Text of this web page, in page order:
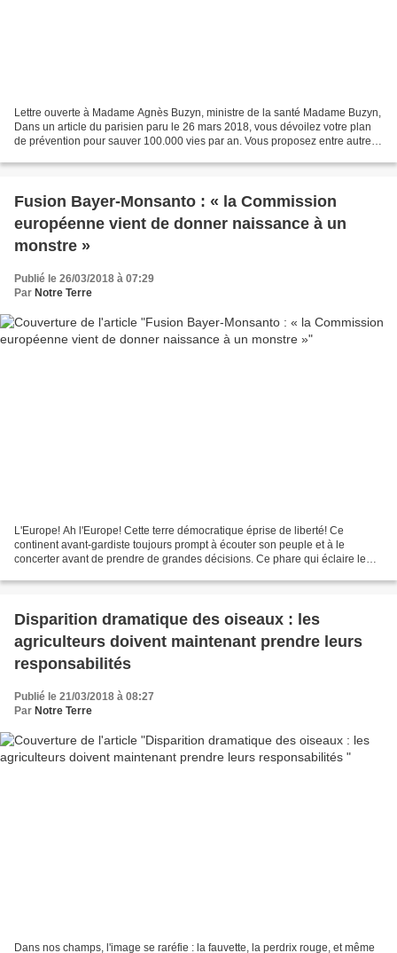
Lettre ouverte à Madame Agnès Buzyn, ministre de la santé Madame Buzyn,
Dans un article du parisien paru le 26 mars 2018, vous dévoilez votre plan
de prévention pour sauver 100.000 vies par an. Vous proposez entre autre
Fusion Bayer-Monsanto : « la Commission
européenne vient de donner naissance à un
monstre »
Publié le 26/03/2018 à 07:29
Par Notre Terre
L'Europe! Ah l'Europe! Cette terre démocratique éprise de liberté! Ce
continent avant-gardiste toujours prompt à écouter son peuple et à le
concerter avant de prendre de grandes décisions. Ce phare qui éclaire le
Disparition dramatique des oiseaux : les
agriculteurs doivent maintenant prendre leurs
responsabilités
Publié le 21/03/2018 à 08:27
Par Notre Terre
Dans nos champs, l'image se raréfie : la fauvette, la perdrix rouge, et même